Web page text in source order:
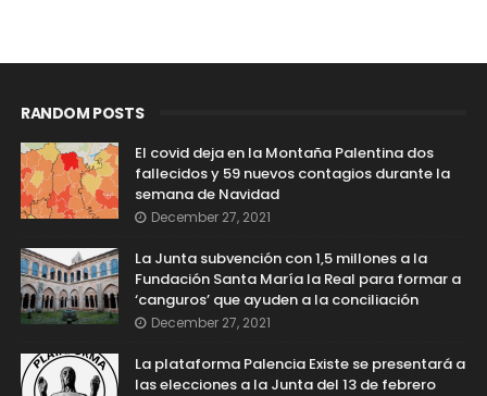
RANDOM POSTS
El covid deja en la Montaña Palentina dos
fallecidos y 59 nuevos contagios durante la
semana de Navidad
December 27, 2021
La Junta subvención con 1,5 millones a la
Fundación Santa María la Real para formar a
‘canguros’ que ayuden a la conciliación
December 27, 2021
La plataforma Palencia Existe se presentará a
las elecciones a la Junta del 13 de febrero